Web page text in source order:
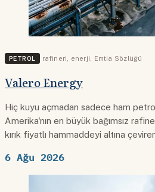
PETROL rafineri enerji Emtia Sözlüğü
Valero Energy
Hiç kuyu açmadan sadece ham
Amerika'nın en büyük bağımsız
kırık fiyatlı hammaddeyi altına
6 Ağu 2026